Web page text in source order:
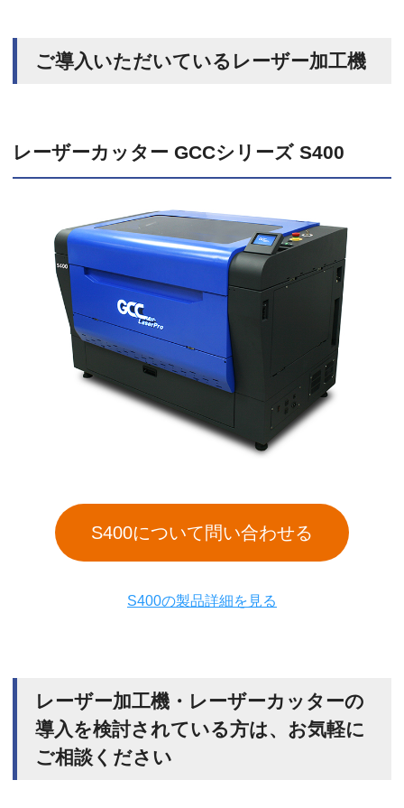
ご導入いただいているレーザー加工機
レーザーカッター GCCシリーズ S400
S400について問い合わせる
S400の製品詳細を見る
レーザー加工機・レーザーカッターの
導入を検討されている方は、お気軽に
ご相談ください